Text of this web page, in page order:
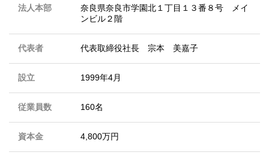
法人本部
奈良県奈良市学園北１丁目１３番８号 メイ
ンビル２階
代表者 代表取締役社長 宗本 美嘉子
設立 1999年4月
従業員数 160名
資本金 4,800万円